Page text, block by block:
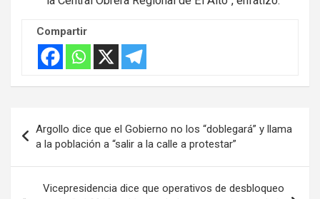
e
m
e
n
Compartir
de
entradas
Argollo dice que el Gobierno no los “doblegará” y llama
a la población a “salir a la calle a protestar”
Vicepresidencia dice que operativos de desbloqueo